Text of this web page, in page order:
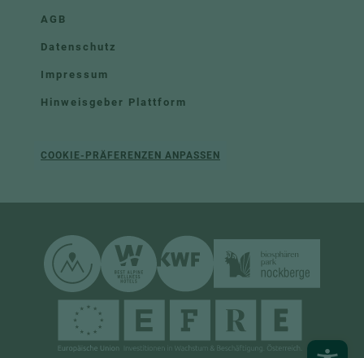
AGB
Datenschutz
Impressum
Hinweisgeber Plattform
COOKIE-PRÄFERENZEN ANPASSEN